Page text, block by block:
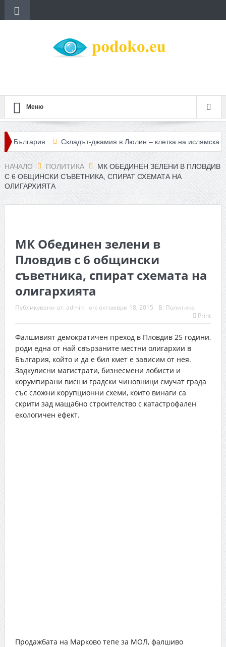
Меню
Складът-джамия в Люлин – клетка на ислямска
на борда са загинали
НАЧАЛО ПОЛИТИКА
МК ОБЕДИНЕН ЗЕЛЕНИ В ПЛОВДИВ
С 6 ОБЩИНСКИ СЪВЕТНИКА, СПИРАТ СХЕМАТА НА
ОЛИГАРХИЯТА
МК Обединен зелени в
Пловдив с 6 общински
съветника, спират схемата на
олигархията
Публикувани от: admin on: октомври 18, 2015 В: Политика
Print
Фалшивият демократичен преход в Пловдив 25 години,
роди една от най свързаните местни олигархии в
България, който и да е бил кмет е зависим от нея.
Задкулисни магистрати, бизнесмени лобисти и
корумпирани висши градски чиновници смучат града
със сложни корупционни схеми, които винаги са
скрити зад мащабно строителство с катастрофален
екологичен ефект.
Продажбата на Марково тепе за МОЛ, фалшиво